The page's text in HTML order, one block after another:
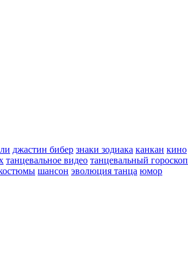
джастин бибер знаки зодиака канкан кино
танцевальное видео танцевальный гороскоп
шансон эволюция танца юмор